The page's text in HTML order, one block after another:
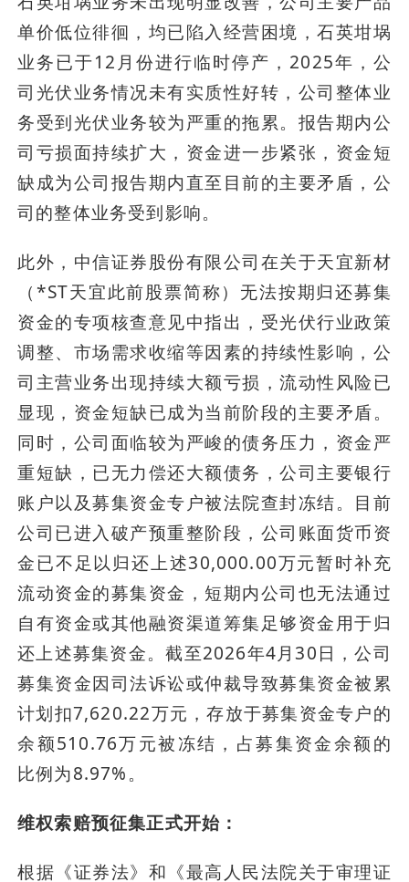
单价低位徘徊，均已陷入经营困境，石英坩埚
业务已于12月份进行临时停产，2025年，公
司光伏业务情况未有实质性好转，公司整体业
务受到光伏业务较为严重的拖累。报告期内公
司亏损面持续扩大，资金进一步紧张，资金短
缺成为公司报告期内直至目前的主要矛盾，公
司的整体业务受到影响。
此外，中信证券股份有限公司在关于天宜新材
（*ST天宜此前股票简称）无法按期归还募集
资金的专项核查意见中指出，受光伏行业政策
调整、市场需求收缩等因素的持续性影响，公
司主营业务出现持续大额亏损，流动性风险已
显现，资金短缺已成为当前阶段的主要矛盾。
同时，公司面临较为严峻的债务压力，资金严
重短缺，已无力偿还大额债务，公司主要银行
账户以及募集资金专户被法院查封冻结。目前
公司已进入破产预重整阶段，公司账面货币资
金已不足以归还上述30,000.00万元暂时补充
流动资金的募集资金，短期内公司也无法通过
自有资金或其他融资渠道筹集足够资金用于归
还上述募集资金。截至2026年4月30日，公司
募集资金因司法诉讼或仲裁导致募集资金被累
计划扣7,620.22万元，存放于募集资金专户的
余额510.76万元被冻结，占募集资金余额的
比例为8.97%。
维权索赔预征集正式开始：
根据《证券法》和《最高人民法院关于审理证